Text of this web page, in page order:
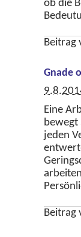
ob die
Beitrag
Gnade
Eine
bewegt
jeden
Beitrag